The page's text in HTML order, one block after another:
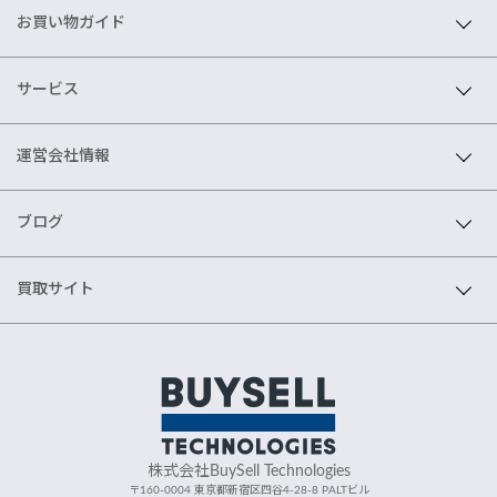
お買い物ガイド
サービス
運営会社情報
ブログ
買取サイト
株式会社BuySell Technologies
〒160-0004 東京都新宿区四谷4-28-8 PALTビル